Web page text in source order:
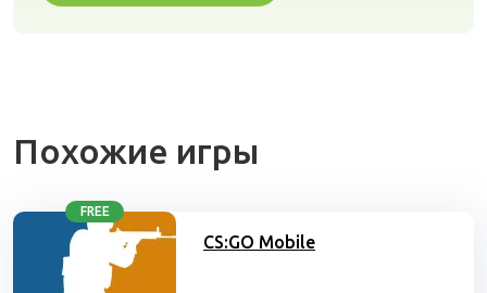
Похожие игры
FREE
CS:GO Mobile